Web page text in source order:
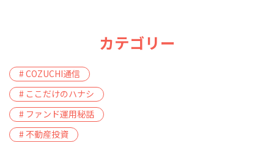
カテゴリー
# COZUCHI通信
# ここだけのハナシ
# ファンド運用秘話
# 不動産投資